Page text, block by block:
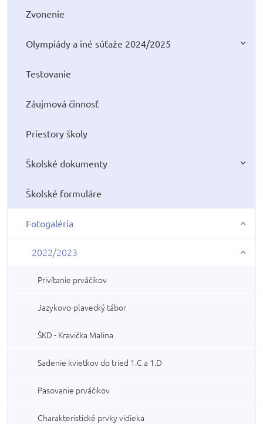
Zvonenie
Olympiády a iné súťaže 2024/2025
Testovanie
Záujmová činnosť
Priestory školy
Školské dokumenty
Školské formuláre
Fotogaléria
2022/2023
Privítanie prváčikov
Jazykovo-plavecký tábor
ŠKD - Kravička Malina
Sadenie kvietkov do tried 1.C a 1.D
Pasovanie prváčikov
Charakteristické prvky vidieka